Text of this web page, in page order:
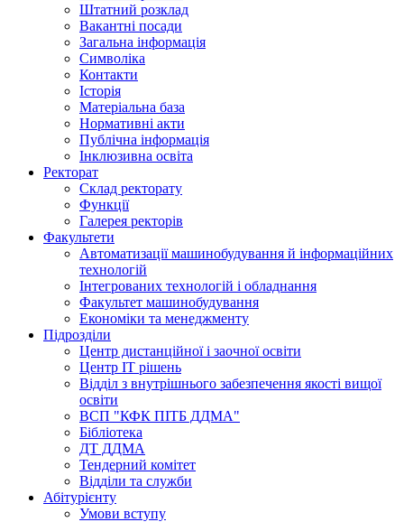
Штатний розклад
Вакантні посади
Загальна інформація
Символіка
Контакти
Історія
Матеріальна база
Нормативні акти
Публічна інформація
Інклюзивна освіта
Ректорат
Склад ректорату
Функції
Галерея ректорів
Факультети
Автоматизації машинобудування й інформаційних
технологій
Інтегрованих технологій і обладнання
Факультет машинобудування
Економіки та менеджменту
Підрозділи
Центр дистанційної і заочної освіти
Центр ІТ рішень
Відділ з внутрішнього забезпечення якості вищої
освіти
ВСП "КФК ПІТБ ДДМА"
Бібліотека
ДТ ДДМА
Тендерний комітет
Відділи та служби
Абітурієнту
Умови вступу